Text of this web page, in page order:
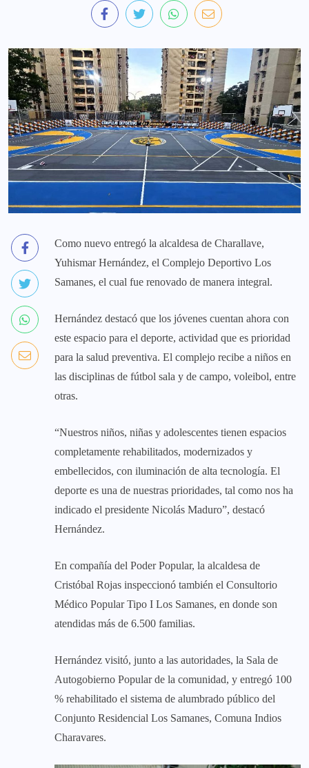
Como nuevo entregó la alcaldesa de Charallave,
Yuhismar Hernández, el Complejo Deportivo Los
Samanes, el cual fue renovado de manera integral.
Hernández destacó que los jóvenes cuentan ahora con
este espacio para el deporte, actividad que es prioridad
para la salud preventiva. El complejo recibe a niños en
las disciplinas de fútbol sala y de campo, voleibol, entre
otras.
“Nuestros niños, niñas y adolescentes tienen espacios
completamente rehabilitados, modernizados y
embellecidos, con iluminación de alta tecnología. El
deporte es una de nuestras prioridades, tal como nos ha
indicado el presidente Nicolás Maduro”, destacó
Hernández.
En compañía del Poder Popular, la alcaldesa de
Cristóbal Rojas inspeccionó también el Consultorio
Médico Popular Tipo I Los Samanes, en donde son
atendidas más de 6.500 familias.
Hernández visitó, junto a las autoridades, la Sala de
Autogobierno Popular de la comunidad, y entregó 100
% rehabilitado el sistema de alumbrado público del
Conjunto Residencial Los Samanes, Comuna Indios
Charavares.